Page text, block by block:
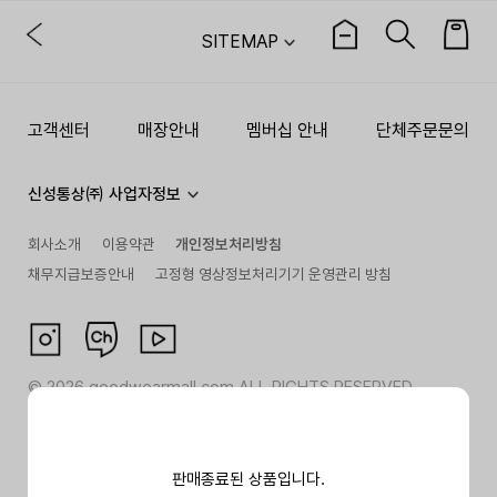
판매종료된 상품입니다.
SITEMAP
고객센터 매장안내 멤버십 안내 단체주문문의
신성통상㈜ 사업자정보
회사소개 이용약관
개인정보처리방침
채무지급보증안내
고정형 영상정보처리기기 운영관리 방침
©2026goodwearmall.com ALL RIGHTS RESERVED